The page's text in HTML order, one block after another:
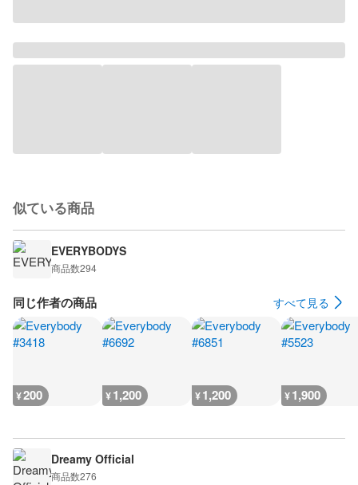
似ている商品
EVERYBODYS
商品数294
同じ作者の商品 すべて見る
¥200 ¥1,200 ¥1,200 ¥1,900
Dreamy Official
商品数276